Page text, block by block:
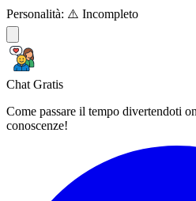
Personalità: ⚠️ Incompleto
Chat Gratis
Come passare il tempo divertendoti
conoscenze!